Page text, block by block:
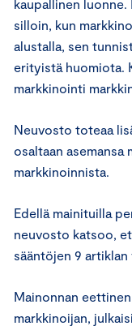
kaupallinen
silloin, kun
alustalla, sen
erityistä huomiota.
markkinointi
Neuvosto toteaa
osaltaan asemansa
markkinoinnista.
Edellä mainituilla
neuvosto katsoo,
sääntöjen 9
Mainonnan
markkinoijan,